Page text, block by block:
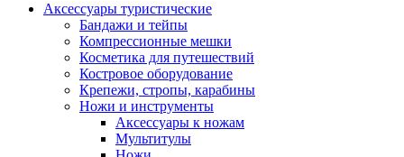
Аксессуары туристические
Бандажи и тейпы
Компрессионные мешки
Косметика для путешествий
Костровое оборудование
Крепежи, стропы, карабины
Ножи и инструменты
Аксессуары к ножам
Мультитулы